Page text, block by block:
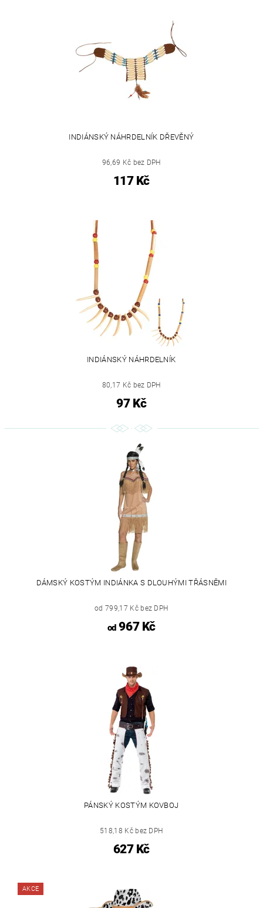
INDIÁNSKÝ NÁHRDELNÍK DŘEVĚNÝ
96,69 Kč bez DPH
117 Kč
INDIÁNSKÝ NÁHRDELNÍK
80,17 Kč bez DPH
97 Kč
DÁMSKÝ KOSTÝM INDIÁNKA S DLOUHÝMI TŘÁSNĚMI
od 799,17 Kč bez DPH
od967 Kč
PÁNSKÝ KOSTÝM KOVBOJ
518,18 Kč bez DPH
627 Kč
AKCE